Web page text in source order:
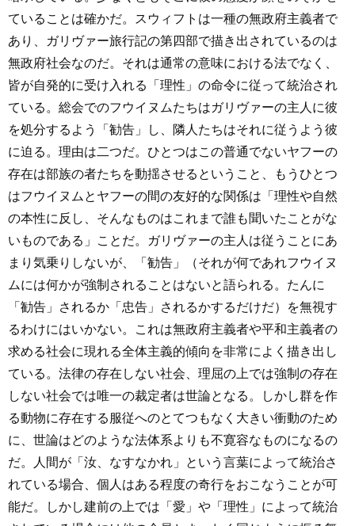
ていることは確かだ。スウィフトは一種の無政府主義者で
あり、ガリヴァー旅行記の第四部で描き出されているのは
無政府社会なのだ。それは通常の意味における法でなく、
皆が自発的に受け入れる「理性」の命令に従って統治され
ている。総会でのフウイヌムたちはガリヴァーの主人に彼
を処分するよう「勧告」し、隣人たちはそれに従うよう彼
に迫る。理由は二つだ。ひとつはこの普通でないヤフーの
存在は部族の者たちを動揺させるということ、もうひとつ
はフウイヌムとヤフーの間の友好的な関係は「理性や自然
の本性に反し、そんなものはこれまで誰も聞いたことがな
いものである」ことだ。ガリヴァーの主人は従うことにあ
まり気乗りしないが、「勧告」（それが何であれフウイヌ
ムには何かが強制されることはないと語られる。たんに
「勧告」されるか「忠告」されるかするだけだ）を無視す
るわけにはいかない。これは無政府主義者や平和主義者の
求める社会に現れる全体主義的傾向を非常によく描き出し
ている。法律の存在しない社会、理屈の上では強制の存在
しない社会では唯一の裁定者は世論となる。しかし群を作
る動物に存在する服従へのとてつもなく大きい衝動のため
に、世論はどのような法体系よりも不寛容なものになるの
だ。人間が「汝、なすなかれ」という言葉によって統治さ
れている場合、個人はある程度の奇行をおこなうことが可
能だ。しかし建前の上では「愛」や「理性」によって統治